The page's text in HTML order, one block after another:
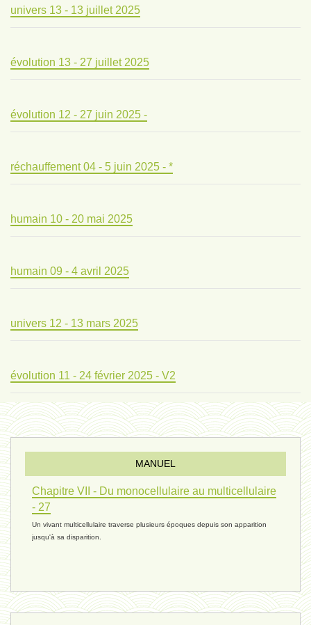
univers 13 - 13 juillet 2025
évolution 13 - 27 juillet 2025
évolution 12 - 27 juin 2025 -
réchauffement 04 - 5 juin 2025 - *
humain 10 - 20 mai 2025
humain 09 - 4 avril 2025
univers 12 - 13 mars 2025
évolution 11 - 24 février 2025 - V2
évolution 10 - 4 février 2025
réconciliations 04 - 26 janvier
réchauffement 03 - 26 janvier 2025
MANUEL
Chapitre VII - Du monocellulaire au multicellulaire
- 27
Un vivant multicellulaire traverse plusieurs époques depuis son apparition
jusqu'à sa disparition.